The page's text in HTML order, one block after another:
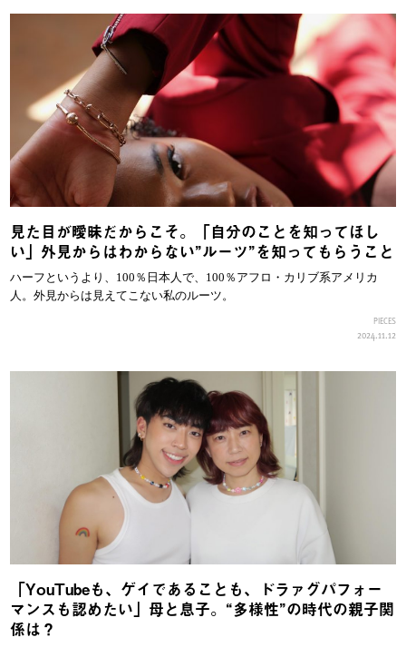
見た目が曖昧だからこそ。「自分のことを知ってほし
い」外見からはわからない”ルーツ”を知ってもらうこと
ハーフというより、100％日本人で、100％アフロ・カリブ系アメリカ
人。外見からは見えてこない私のルーツ。
PIECES
2024.11.12
「YouTubeも、ゲイであることも、ドラァグパフォー
マンスも認めたい」母と息子。“多様性”の時代の親子関
係は？